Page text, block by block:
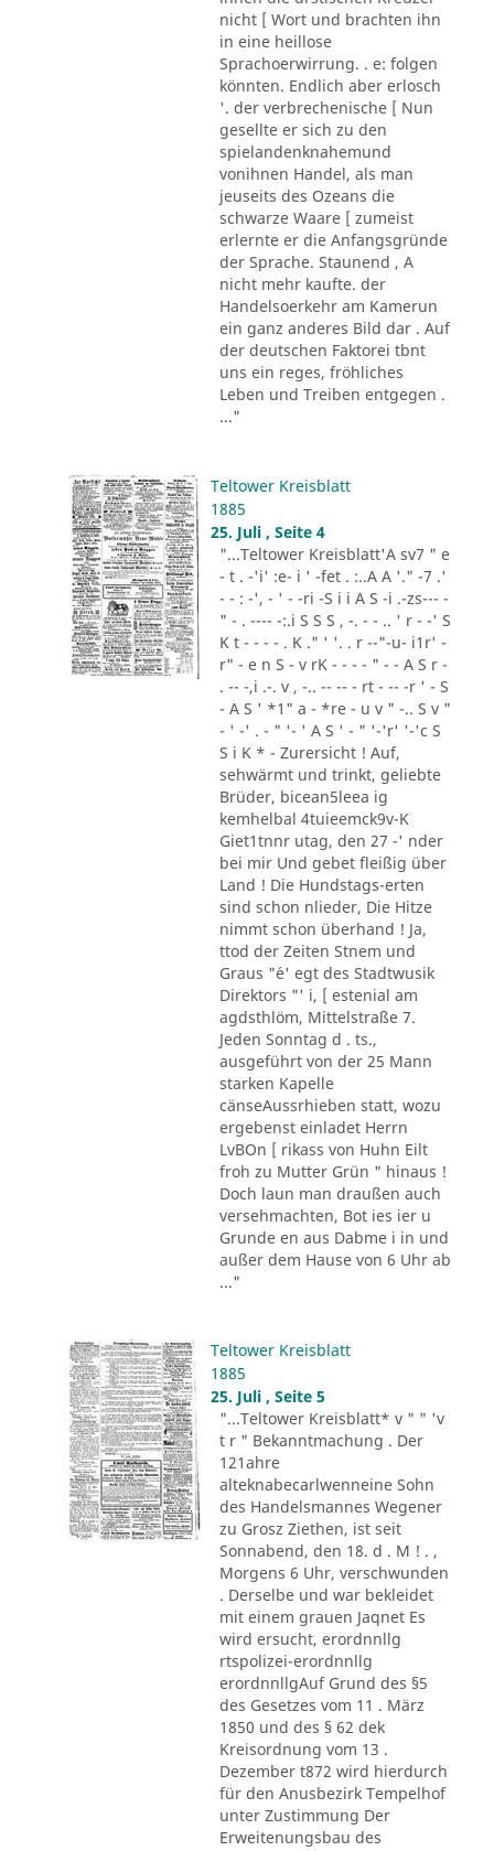
nicht [ Wort und brachten ihn
in eine heillose
Sprachoerwirrung. . e: folgen
könnten. Endlich aber erlosch
'. der verbrechenische [ Nun
gesellte er sich zu den
spielandenknahemund
vonihnen Handel, als man
jeuseits des Ozeans die
schwarze Waare [ zumeist
erlernte er die Anfangsgründe
der Sprache. Staunend , A
nicht mehr kaufte. der
Handelsoerkehr am Kamerun
ein ganz anderes Bild dar . Auf
der deutschen Faktorei tbnt
uns ein reges, fröhliches
Leben und Treiben entgegen .
..."
Teltower Kreisblatt
1885
25. Juli , Seite 4
"...Teltower Kreisblatt'A sv7 " e
- t . -'i' :e- i ' -fet . :..A A '." -7 .'
- - : -', - ' - -ri -S i i A S -i .-zs--- -
" - . ---- -:.i S S S , -. - - .. ' r - -' S
K t - - - - . K ." ' '. . r --"-u- i1r' -
r" - e n S - v rK - - - - " - - A S r -
. -- -,i .-. v , -.. -- -- - rt - -- -r ' - S
- A S ' *1" a - *re - u v " -.. S v "
- ' -' . - " '- ' A S ' - " '-'r' '-'c S
S i K * - Zurersicht ! Auf,
sehwärmt und trinkt, geliebte
Brüder, bicean5leea ig
kemhelbal 4tuieemck9v-K
Giet1tnnr utag, den 27 -' nder
bei mir Und gebet fleißig über
Land ! Die Hundstags-erten
sind schon nlieder, Die Hitze
nimmt schon überhand ! Ja,
ttod der Zeiten Stnem und
Graus "´e' egt des Stadtwusik
Direktors "' i, [ estenial am
agdsthlöm, Mittelstraße 7.
Jeden Sonntag d . ts.,
ausgeführt von der 25 Mann
starken Kapelle
cänseAussrhieben statt, wozu
ergebenst einladet Herrn
LvBOn [ rikass von Huhn Eilt
froh zu Mutter Grün " hinaus !
Doch laun man draußen auch
versehmachten, Bot ies ier u
Grunde en aus Dabme i in und
außer dem Hause von 6 Uhr ab
..."
Teltower Kreisblatt
1885
25. Juli , Seite 5
"...Teltower Kreisblatt* v " " 'v
t r " Bekanntmachung . Der
121ahre
alteknabecarlwenneine Sohn
des Handelsmannes Wegener
zu Grosz Ziethen, ist seit
Sonnabend, den 18. d . M ! . ,
Morgens 6 Uhr, verschwunden
. Derselbe und war bekleidet
mit einem grauen Jaqnet Es
wird ersucht, erordnnllg
rtspolizei-erordnnllg
erordnnllgAuf Grund des §5
des Gesetzes vom 11 . März
1850 und des § 62 dek
Kreisordnung vom 13 .
Dezember t872 wird hierdurch
für den Anusbezirk Tempelhof
unter Zustimmung Der
Erweitenungsbau des